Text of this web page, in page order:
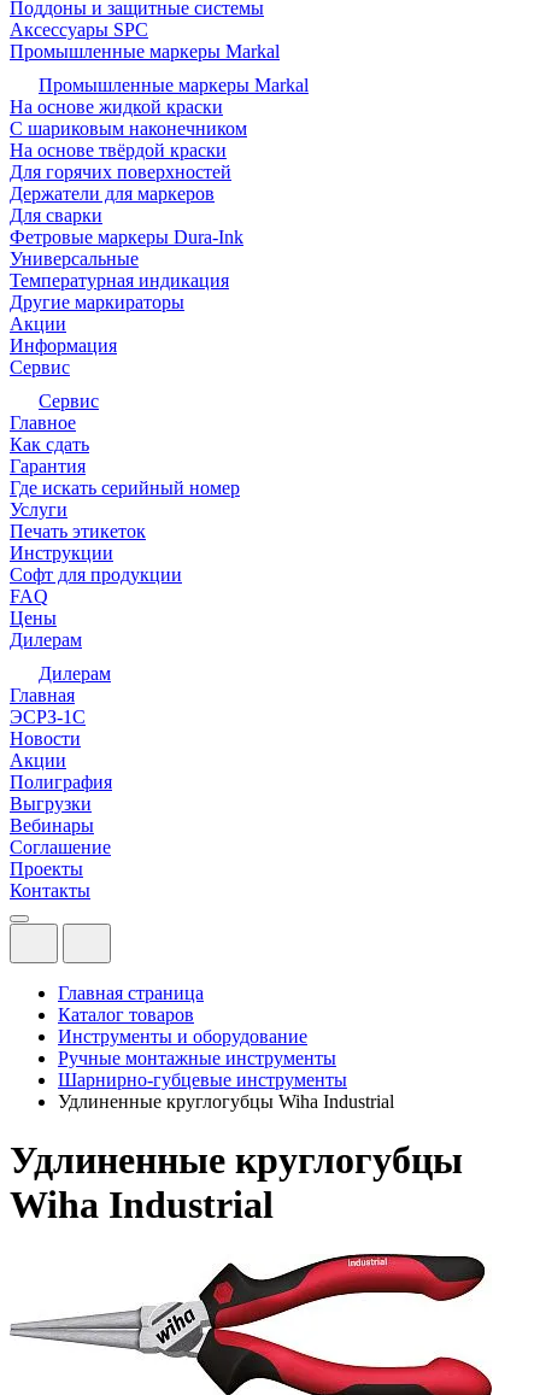
Поддоны и защитные системы
Аксессуары SPC
Промышленные маркеры Markal
Промышленные маркеры Markal
На основе жидкой краски
С шариковым наконечником
На основе твёрдой краски
Для горячих поверхностей
Держатели для маркеров
Для сварки
Фетровые маркеры Dura-Ink
Универсальные
Температурная индикация
Другие маркираторы
Акции
Информация
Сервис
Сервис
Главное
Как сдать
Гарантия
Где искать серийный номер
Услуги
Печать этикеток
Инструкции
Софт для продукции
FAQ
Цены
Дилерам
Дилерам
Главная
ЭСРЗ-1С
Новости
Акции
Полиграфия
Выгрузки
Вебинары
Соглашение
Проекты
Контакты
Главная страница
Каталог товаров
Инструменты и оборудование
Ручные монтажные инструменты
Шарнирно-губцевые инструменты
Удлиненные круглогубцы Wiha Industrial
Удлиненные круглогубцы
Wiha Industrial